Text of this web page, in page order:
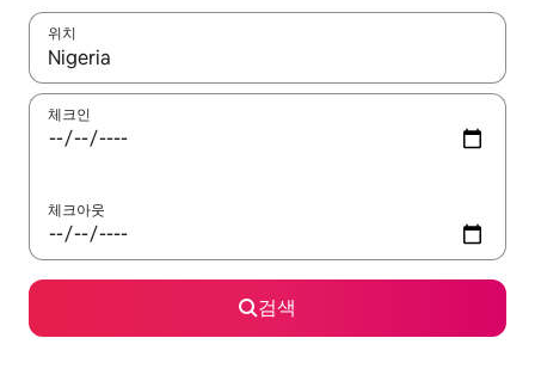
위치
결과가 나오면 위·아래 화살표 키를 사용하거나 터치 또는 스와이
체크인
체크아웃
검색